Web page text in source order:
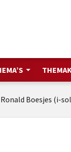
Boesjes (i-